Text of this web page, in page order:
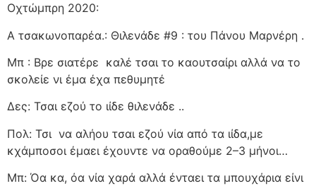
Οχτώμπρη 2020:
Α τσακωνοπαρέα.: Θιλενάδε #9 : του Πάνου Μαρνέρη .
Μπ : Βρε σιατέρε καλέ τσαι το καουτσαίρι αλλά να το
σκολείε νι έμα έχα πεθυμητέ
Δες: Τσαι εζού το ιίδε θιλενάδε ..
Πολ: Τσι να αλήου τσαι εζού νία από τα ιίδα,με
κχάμποσοι έμαει έχουντε να οραθούμε 2–3 μήνοι…
Μπ: Όα κα, όα νία χαρά αλλά ένταει τα μπουχάρια είνι